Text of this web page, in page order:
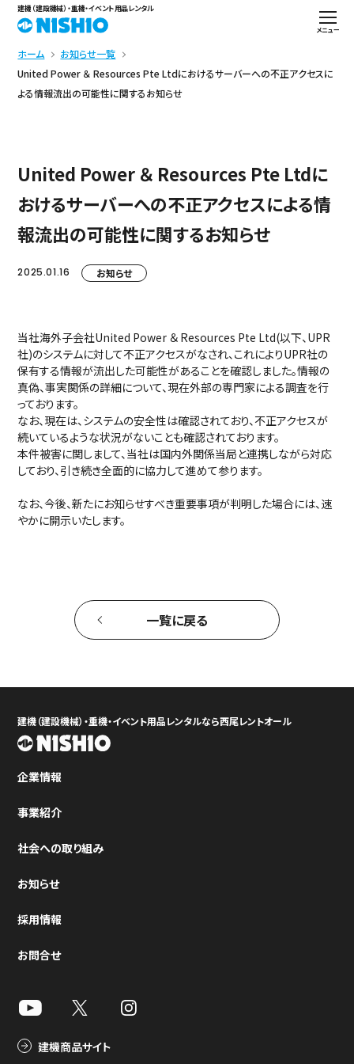
建機（建設機械）・重機・イベント用品レンタル
メニュー
ホーム
お知らせ一覧
United Power ＆ Resources Pte Ltdにおけるサーバーへの不正アクセスに
よる情報流出の可能性に関するお知らせ
United Power ＆ Resources Pte Ltdに
おけるサーバーへの不正アクセスによる情
報流出の可能性に関するお知らせ
2025.01.16 お知らせ
当社海外子会社United Power ＆ Resources Pte Ltd(以下、UPR
社)のシステムに対して不正アクセスがなされ、これによりUPR社の
保有する情報が流出した可能性があることを確認しました。情報の
真偽、事実関係の詳細について、現在外部の専門家による調査を行
っております。
なお、現在は、システムの安全性は確認されており、不正アクセスが
続いているような状況がないことも確認されております。
本件被害に関しまして、当社は国内外関係当局と連携しながら対応
しており、引き続き全面的に協力して進めて参ります。
なお、今後、新たにお知らせすべき重要事項が判明した場合には、速
やかに開示いたします。
一覧に戻る
建機（建設機械）・重機・イベント用品レンタルなら西尾レントオール
企業情報
事業紹介
社会への取り組み
お知らせ
採用情報
お問合せ
建機商品サイト